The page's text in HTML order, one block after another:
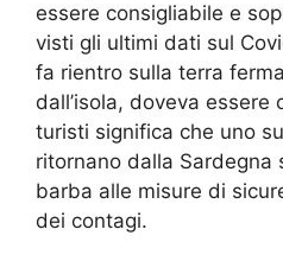
essere consigliabile e
visti gli ultimi dati sul
fa rientro sulla terra
dall’isola, doveva essere
turisti significa che uno
ritornano dalla Sardegna
barba alle misure di
dei contagi.